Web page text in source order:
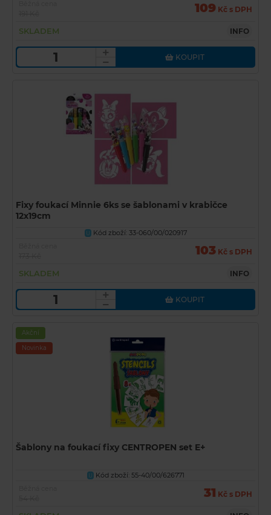
109 Kč s DPH
SKLADEM INFO
KOUPIT
Fixy foukací Minnie 6ks se šablonami v krabičce
12x19cm
U Kód zboží: 33-060/00/020917
103 Kč s DPH
SKLADEM INFO
KOUPIT
Akční
Novinka
Šablony na foukací fixy CENTROPEN set E+
U Kód zboží: 55-40/00/626771
31 Kč s DPH